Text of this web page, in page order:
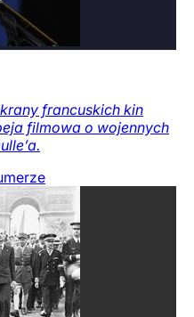
francuskich kin
filmowa o wojennych